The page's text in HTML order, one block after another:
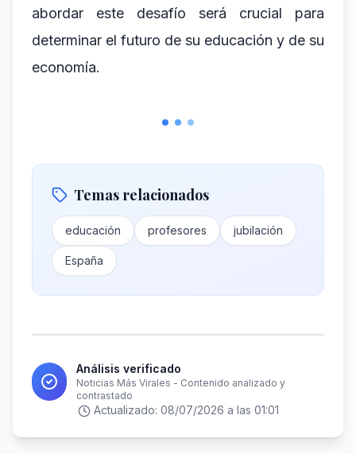
abordar este desafío será crucial para
determinar el futuro de su educación y de su
economía.
Temas relacionados
educación profesores jubilación
España
Análisis verificado
Noticias Más Virales - Contenido analizado y
contrastado
Actualizado: 08/07/2026 a las 01:01